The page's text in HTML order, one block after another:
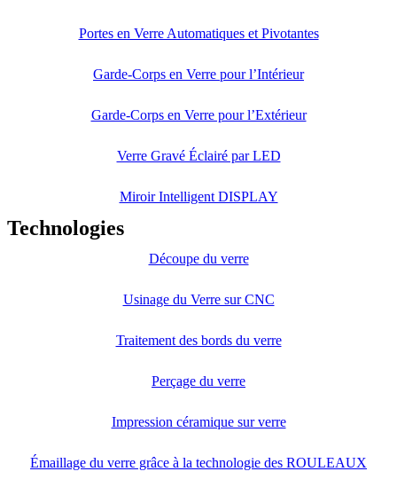
Portes en Verre Automatiques et Pivotantes
Garde-Corps en Verre pour l’Intérieur
Garde-Corps en Verre pour l’Extérieur
Verre Gravé Éclairé par LED
Miroir Intelligent DISPLAY
Technologies
Découpe du verre
Usinage du Verre sur CNC
Traitement des bords du verre
Perçage du verre
Impression céramique sur verre
Émaillage du verre grâce à la technologie des ROULEAUX